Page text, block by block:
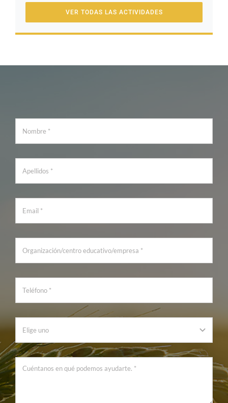
VER TODAS LAS ACTIVIDADES